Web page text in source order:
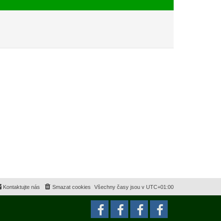
Všechny časy jsou v UTC+01:00
Smazat cookies
Kontaktujte nás